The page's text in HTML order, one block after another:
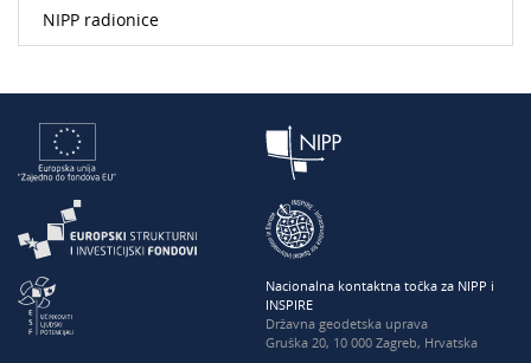
NIPP radionice
Nacionalna kontaktna točka za NIPP i
INSPIRE
Državna geodetska uprava
Gruška 20, 10 000 Zagreb, Hrvatska